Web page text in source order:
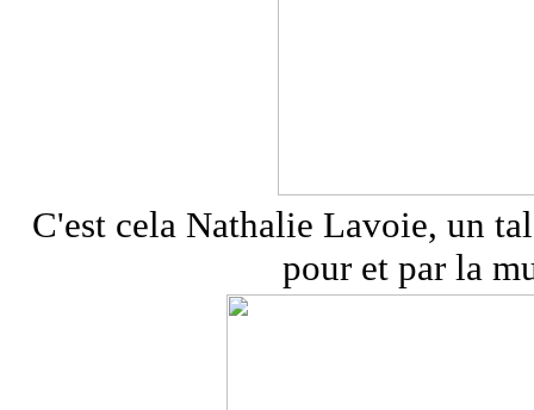
C'est cela Nathalie Lavoie, un
pour et par la